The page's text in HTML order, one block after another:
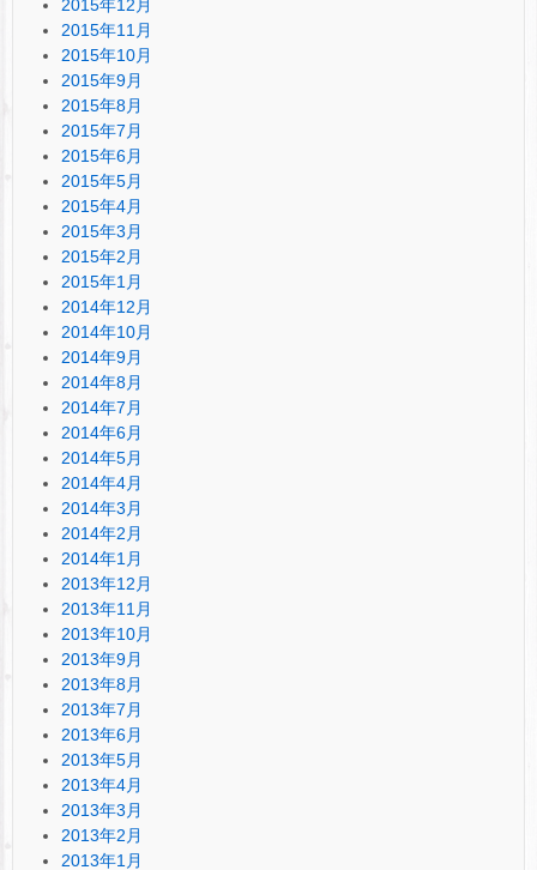
2015年12月
2015年11月
2015年10月
2015年9月
2015年8月
2015年7月
2015年6月
2015年5月
2015年4月
2015年3月
2015年2月
2015年1月
2014年12月
2014年10月
2014年9月
2014年8月
2014年7月
2014年6月
2014年5月
2014年4月
2014年3月
2014年2月
2014年1月
2013年12月
2013年11月
2013年10月
2013年9月
2013年8月
2013年7月
2013年6月
2013年5月
2013年4月
2013年3月
2013年2月
2013年1月